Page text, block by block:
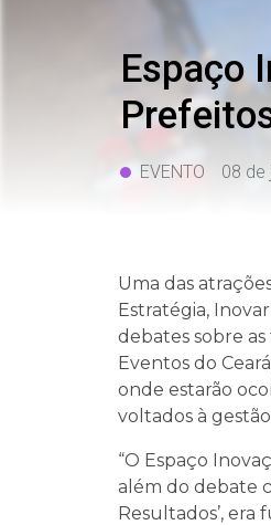
Espaço
EVENTO 08 de
Uma das
Estratégia,
debates sobre
Eventos do
onde estarão
voltados à
“O Espaço
além do debate
Resultados’,